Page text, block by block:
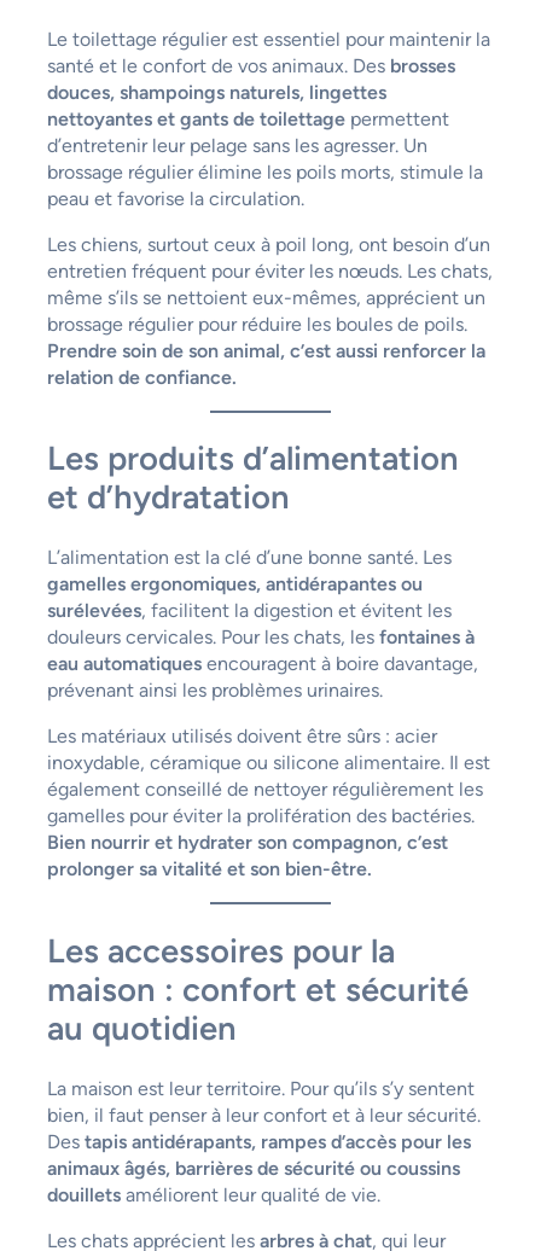
Le toilettage régulier est essentiel pour maintenir la
santé et le confort de vos animaux. Des brosses
douces, shampoings naturels, lingettes
nettoyantes et gants de toilettagepermettent
d’entretenir leur pelage sans les agresser. Un
brossage régulier élimine les poils morts, stimule la
peau et favorise la circulation.
Les chiens, surtout ceux à poil long, ont besoin d’un
entretien fréquent pour éviter les nœuds. Les chats,
même s’ils se nettoient eux-mêmes, apprécient un
brossage régulier pour réduire les boules de poils.
Prendre soin de son animal, c’est aussi renforcer la
relation de confiance.
Les produits d’alimentation
et d’hydratation
L’alimentation est la clé d’une bonne santé. Les
gamelles ergonomiques, antidérapantes ou
surélevées, facilitent la digestion et évitent les
douleurs cervicales. Pour les chats, les fontaines à
eau automatiquesencouragent à boire davantage,
prévenant ainsi les problèmes urinaires.
Les matériaux utilisés doivent être sûrs : acier
inoxydable, céramique ou silicone alimentaire. Il est
également conseillé de nettoyer régulièrement les
gamelles pour éviter la prolifération des bactéries.
Bien nourrir et hydrater son compagnon, c’est
prolonger sa vitalité et son bien-être.
Les accessoires pour la
maison : confort et sécurité
au quotidien
La maison est leur territoire. Pour qu’ils s’y sentent
bien, il faut penser à leur confort et à leur sécurité.
Des tapis antidérapants, rampes d’accès pour les
animaux âgés, barrières de sécurité ou coussins
douilletsaméliorent leur qualité de vie.
Les chats apprécient les arbres à chat, qui leur